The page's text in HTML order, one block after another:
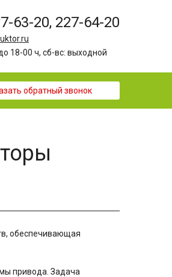
63-20, 227-64-20
18-00 ч, сб-вс: выходной
обратный звонок
обеспечивающая
привода. Задача